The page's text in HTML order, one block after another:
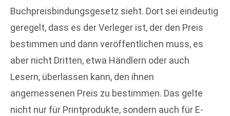
Buchpreisbindungsgesetz sieht. Dort sei eindeutig
geregelt, dass es der Verleger ist, der den Preis
bestimmen und dann veröffentlichen muss, es
aber nicht Dritten, etwa Händlern oder auch
Lesern, überlassen kann, den ihnen
angemessenen Preis zu bestimmen. Das gelte
nicht nur für Printprodukte, sondern auch für E-